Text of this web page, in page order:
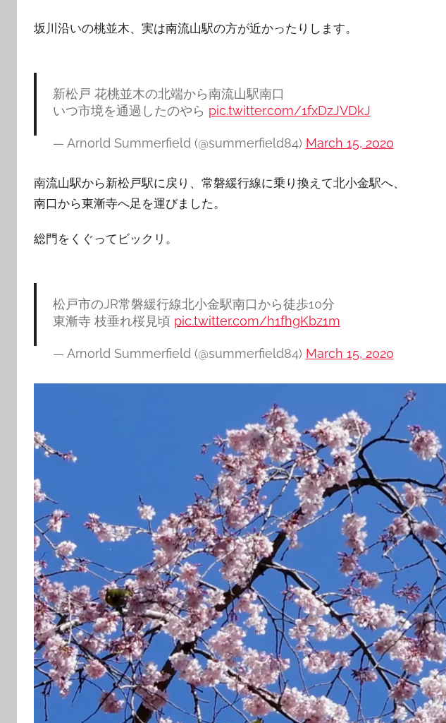
坂川沿いの桃並木、実は南流山駅の方が近かったりします。
新松戸 花桃並木の北端から南流山駅南口
いつ市境を通過したのやら pic.twitter.com/1fxDzJVDkJ
— Arnorld Summerfield (@summerfield84) March 15, 2020
南流山駅から新松戸駅に戻り、常磐緩行線に乗り換えて北小金駅へ、
南口から東漸寺へ足を運びました。
総門をくぐってビックリ。
松戸市のJR常磐緩行線北小金駅南口から徒歩10分
東漸寺 枝垂れ桜見頃 pic.twitter.com/h1fhgKbz1m
— Arnorld Summerfield (@summerfield84) March 15, 2020